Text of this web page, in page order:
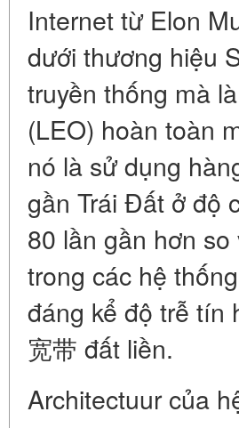
Internet từ Elon
dưới thương hiệu
truyền thống mà
(LEO) hoàn toàn
nó là sử dụng
gần Trái Đất ở độ
80 lần gần hơn
trong các hệ
đáng kể độ trễ tín
宽带 đất liền.
Architectuur của